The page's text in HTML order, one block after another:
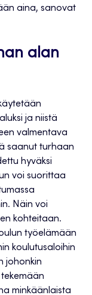
aina, sanovat
alan
ja niistä
valmentava
saanut turhaan
hyväksi
voi suorittaa
Näin voi
kohteitaan.
työelämään
koulutusaloihin
johonkin
minkäänlaista